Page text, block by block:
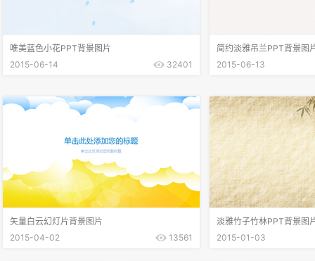
唯美蓝色小花PPT背景图片
2015-06-14
32401
简约淡雅吊兰PPT背景图
2015-06-13
矢量白云幻灯片背景图片
2015-04-02
13561
淡雅竹子竹林PPT背景图
2015-01-03